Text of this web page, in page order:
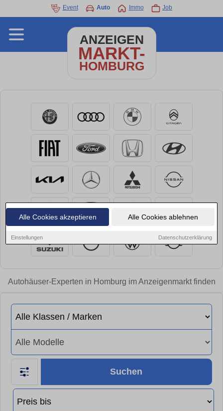
Alle Cookies akzeptieren Alle Cookies ablehnen
Einstellungen Datenschutzerklärung
Event Auto Immo Job
ANZEIGEN
MARKT-
HOMBURG
Autohäuser-Experten in Homburg im Anzeigenmarkt finden
Suchen